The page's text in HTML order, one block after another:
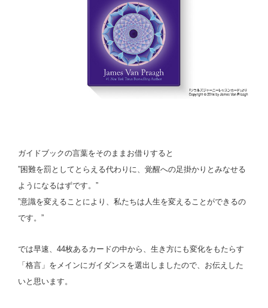
ガイドブックの言葉をそのままお借りすると
”困難を罰としてとらえる代わりに、覚醒への足掛かりとみなせる
ようになるはずです。”
”意識を変えることにより、私たちは人生を変えることができるの
です。”
では早速、44枚あるカードの中から、生き方にも変化をもたらす
「格言」をメインにガイダンスを選出しましたので、お伝えした
いと思います。